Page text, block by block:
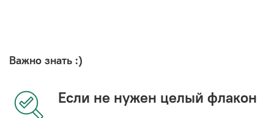
Важно знать :)
Если не нужен целый флакон